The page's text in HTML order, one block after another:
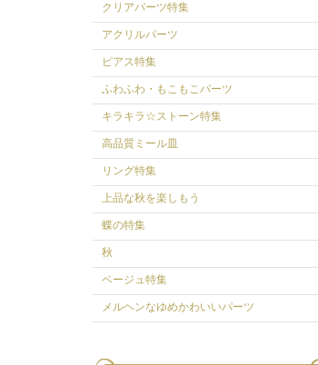
クリアパーツ特集
アクリルパーツ
ピアス特集
ふわふわ・もこもこパーツ
キラキラ☆ストーン特集
高品質ミール皿
リング特集
上品な秋を楽しもう
蝶の特集
秋
ベージュ特集
メルヘンなゆめかわいいパーツ